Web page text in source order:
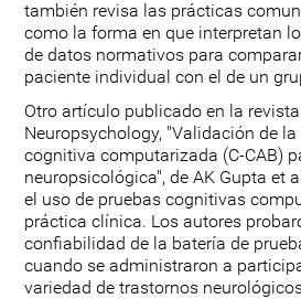
también revisa las prácticas
como la forma en que interpretan
de datos normativos para
paciente individual con el de un
Otro artículo publicado en la
Neuropsychology, "Validación de
cognitiva computarizada (C-CAB)
neuropsicológica", de AK Gupta et
el uso de pruebas cognitivas
práctica clínica. Los autores
confiabilidad de la batería de
cuando se administraron a
variedad de trastornos